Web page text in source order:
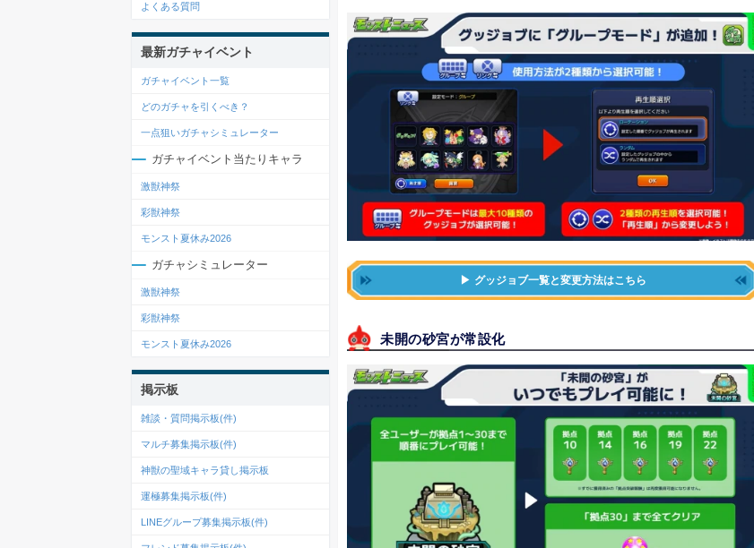
グッジョブ一覧と変更方法はこちら
未開の砂宮が常設化
よくある質問
最新ガチャイベント
ガチャイベント一覧
どのガチャを引くべき？
一点狙いガチャシミュレーター
ガチャイベント当たりキャラ
激獣神祭
彩獣神祭
モンスト夏休み2026
ガチャシミュレーター
激獣神祭
彩獣神祭
モンスト夏休み2026
掲示板
雑談・質問掲示板(件)
マルチ募集掲示板(件)
神獣の聖域キャラ貸し掲示板
運極募集掲示板(件)
LINEグループ募集掲示板(件)